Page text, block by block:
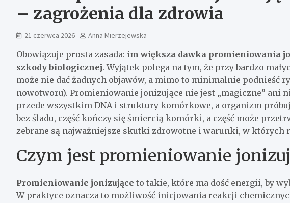
– zagrożenia dla zdrowia
21 czerwca 2026 Anna Mierzejewska
Obowiązuje prosta zasada: im większa dawka promieniowania
szkody biologicznej. Wyjątek polega na tym, że przy bardzo
może nie dać żadnych objawów, a mimo to minimalnie podnieść
nowotworu). Promieniowanie jonizujące nie jest „magiczne” ani
przede wszystkim DNA i struktury komórkowe, a organizm
bez śladu, część kończy się śmiercią komórki, a część może
zebrane są najważniejsze skutki zdrowotne i warunki, w których
Czym jest promieniowanie
Promieniowanie jonizujące to takie, które ma dość energii, by
W praktyce oznacza to możliwość inicjowania reakcji